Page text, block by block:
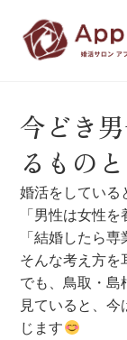
今どき
るもの
婚活をしている
「男性は女性を
「結婚したら専
そんな考え方を
でも、鳥取・島
見ていると、
じます